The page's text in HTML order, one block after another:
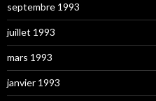
septembre 1993
juillet 1993
mars 1993
janvier 1993